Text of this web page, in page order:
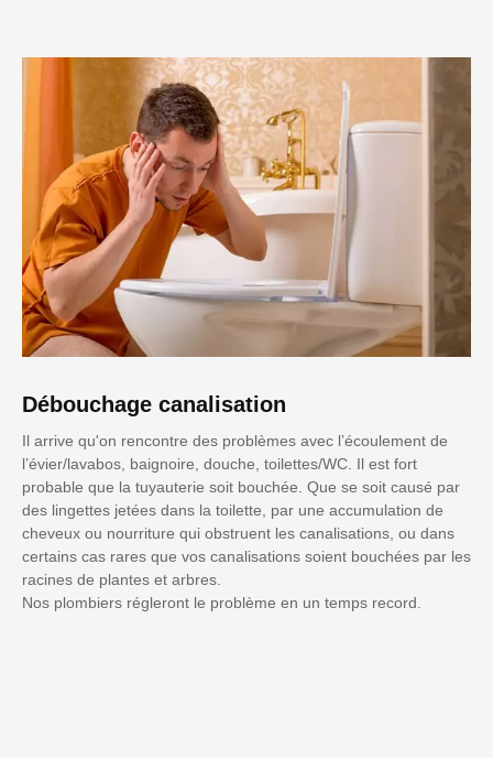
Débouchage canalisation
Il arrive qu'on rencontre des problèmes avec l’écoulement de
l’évier/lavabos, baignoire, douche, toilettes/WC. Il est fort
probable que la tuyauterie soit bouchée. Que se soit causé par
des lingettes jetées dans la toilette, par une accumulation de
cheveux ou nourriture qui obstruent les canalisations, ou dans
certains cas rares que vos canalisations soient bouchées par les
racines de plantes et arbres.
Nos plombiers régleront le problème en un temps record.